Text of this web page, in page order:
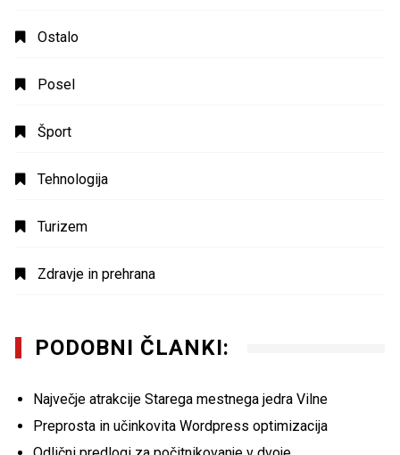
Ostalo
Posel
Šport
Tehnologija
Turizem
Zdravje in prehrana
PODOBNI ČLANKI:
Največje atrakcije Starega mestnega jedra Vilne
Preprosta in učinkovita Wordpress optimizacija